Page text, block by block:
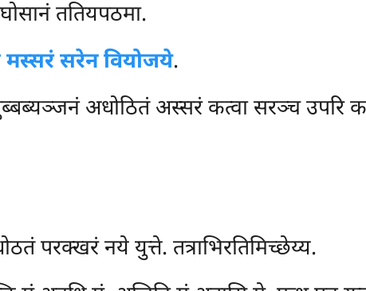
ततियपठमा.
मस्सरं सरेन वियोजये.
अधोठितं अस्सरं कत्वा सरञ्च उपरि
परक्खरं नये युत्ते. तत्राभिरतिमिच्छेय्य.